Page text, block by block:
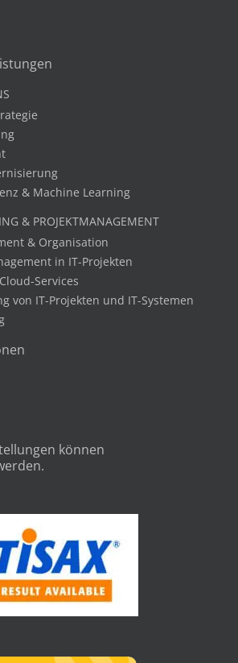
& Machine Learning
& PROJEKTMANAGEMENT
& Organisation
in IT-Projekten
Services
von IT-Projekten und IT-Systemen
können